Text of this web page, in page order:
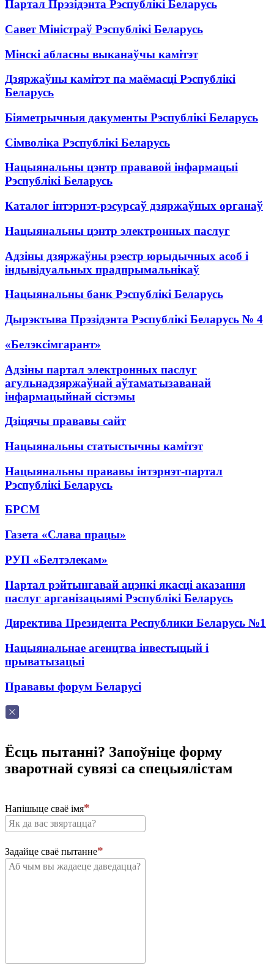
Партал Прэзідэнта Рэспублікі Беларусь
Савет Міністраў Рэспублікі Беларусь
Мінскі абласны выканаўчы камітэт
Дзяржаўны камітэт па маёмасці Рэспублікі
Беларусь
Біяметрычныя дакументы Рэспублікі Беларусь
Сімволіка Рэспублікі Беларусь
Нацыянальны цэнтр прававой інфармацыі
Рэспублікі Беларусь
Каталог інтэрнэт-рэсурсаў дзяржаўных органаў
Нацыянальны цэнтр электронных паслуг
Адзіны дзяржаўны рэестр юрыдычных асоб і
індывідуальных прадпрымальнікаў
Нацыянальны банк Рэспублікі Беларусь
Дырэктыва Прэзідэнта Рэспублікі Беларусь № 4
«Белэксімгарант»
Адзіны партал электронных паслуг
агульнадзяржаўнай аўтаматызаванай
інфармацыйнай сістэмы
Дзіцячы прававы сайт
Нацыянальны статыстычны камітэт
Нацыянальны прававы інтэрнэт-партал
Рэспублікі Беларусь
БРСМ
Газета «Слава працы»
РУП «Белтэлекам»
Партал рэйтынгавай ацэнкі якасці аказання
паслуг арганізацыямі Рэспублікі Беларусь
Директива Президента Республики Беларусь №1
Нацыянальнае агенцтва інвестыцый і
прыватызацыі
Прававы форум Беларусі
Ёсць пытанні? Запоўніце форму
зваротнай сувязі са спецыялістам
Напішыце сваё імя
Задайце сваё пытанне